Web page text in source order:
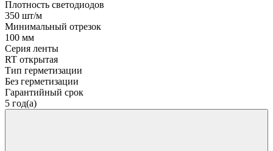
Плотность светодиодов
350 шт/м
Минимальный отрезок
100 мм
Серия ленты
RT открытая
Тип герметизации
Без герметизации
Гарантийный срок
5 год(а)